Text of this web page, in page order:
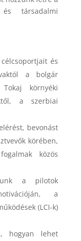
és társadalmi
és
a bolgár
környéki
a szerbiai
bevonást
körében,
közös
a pilotok
a
(LCI-k)
hogyan lehet